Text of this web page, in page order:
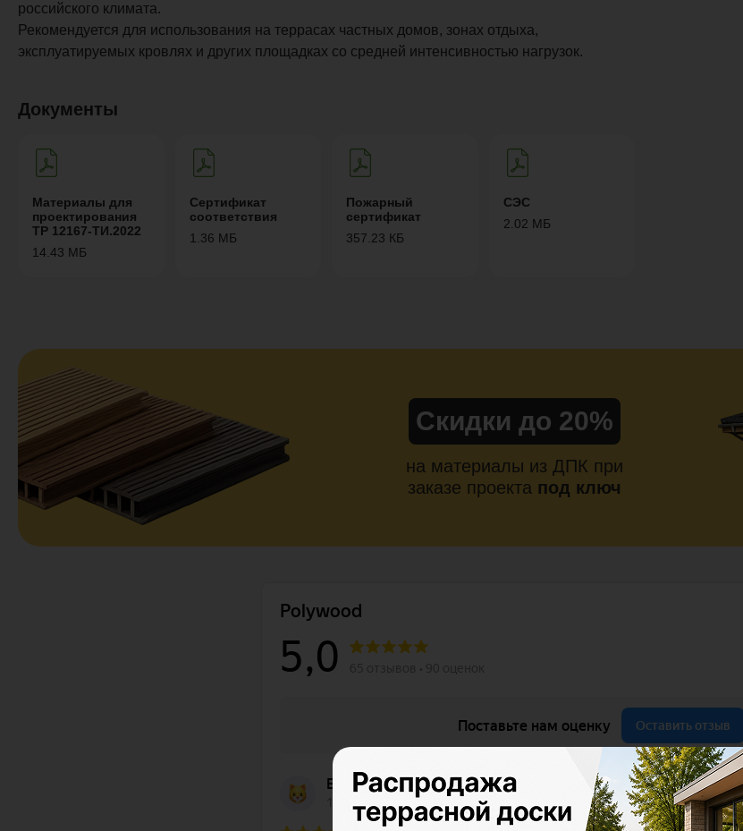
российского климата.
Рекомендуется для использования на террасах частных домов, зонах отдыха,
эксплуатируемых кровлях и других площадках со средней интенсивностью нагрузок.
Документы
Материалы для
проектирования
ТР 12167-ТИ.2022
14.43 МБ
Сертификат
соответствия
1.36 МБ
Пожарный
сертификат
357.23 КБ
СЭС
2.02 МБ
Скидки до 20%
на материалы из ДПК при
заказе проекта под ключ